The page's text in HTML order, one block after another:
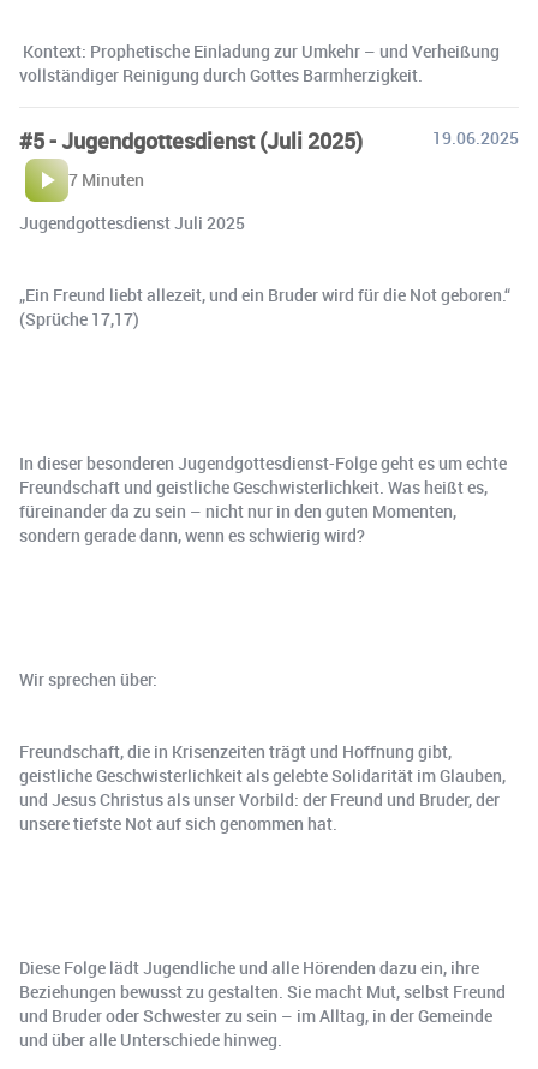
️ Kontext: Prophetische Einladung zur Umkehr – und Verheißung
vollständiger Reinigung durch Gottes Barmherzigkeit.
#5 - Jugendgottesdienst (Juli 2025)
19.06.2025
7 Minuten
Jugendgottesdienst Juli 2025
„Ein Freund liebt allezeit, und ein Bruder wird für die Not geboren.“
(Sprüche 17,17)
In dieser besonderen Jugendgottesdienst-Folge geht es um echte
Freundschaft und geistliche Geschwisterlichkeit. Was heißt es,
füreinander da zu sein – nicht nur in den guten Momenten,
sondern gerade dann, wenn es schwierig wird?
Wir sprechen über:
Freundschaft, die in Krisenzeiten trägt und Hoffnung gibt,
geistliche Geschwisterlichkeit als gelebte Solidarität im Glauben,
und Jesus Christus als unser Vorbild: der Freund und Bruder, der
unsere tiefste Not auf sich genommen hat.
Diese Folge lädt Jugendliche und alle Hörenden dazu ein, ihre
Beziehungen bewusst zu gestalten. Sie macht Mut, selbst Freund
und Bruder oder Schwester zu sein – im Alltag, in der Gemeinde
und über alle Unterschiede hinweg.